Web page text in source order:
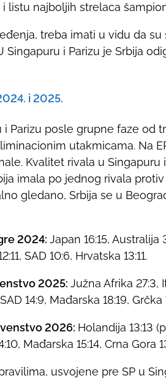
i listu najboljih strelaca
treba imati u vidu da
Singapuru i Parizu je Srbija
i 2025.
i Parizu posle grupne faze od
utakmicama. Na
Kvalitet rivala u
imala po jednog rivala
gledano, Srbija se u
2024: Japan 16:15, Australija
SAD 10:6, Hrvatska 13:11.
2025: Južna Afrika 27:3,
14:9, Mađarska 18:19, Grčka
2026: Holandija 13:13
Mađarska 15:14, Crna Gora
usvojene pre SP u